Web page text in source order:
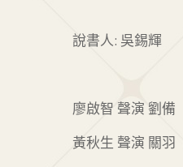
說書人: 吳錫輝
廖啟智 聲演 劉備
黃秋生 聲演 關羽